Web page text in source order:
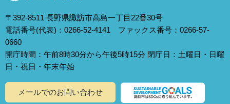
〒392-8511 長野県諏訪市高島一丁目22番30号
電話番号(代表)：0266-52-4141 ファックス番号：0266-57-
0660
開庁時間：午前8時30分から午後5時15分 閉庁日：土曜日・日曜
日・祝日・年末年始
メールでのお問い合わせ